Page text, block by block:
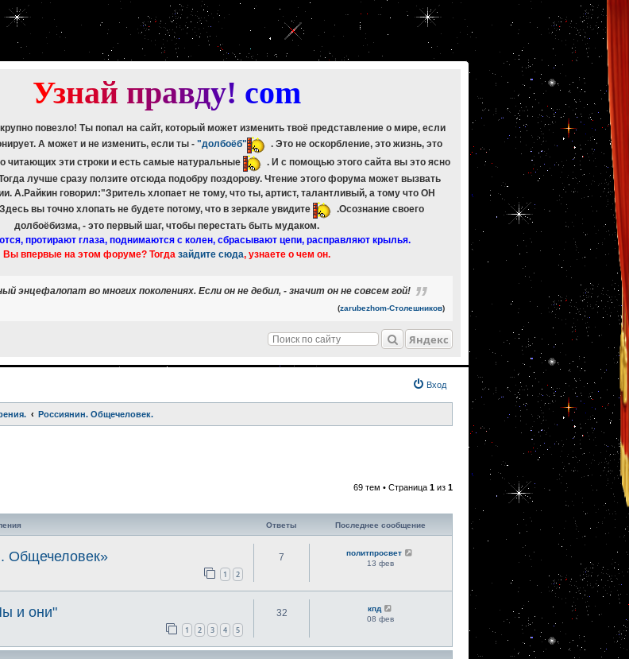
fetch mysqli_result
mysqli_result
fetch mysqli_result
mysqli_result
fetch mysqli_result
mysqli_result
Узнай правду! com
повезло! Ты попал на сайт, который может изменить твоё представление о мире, если
А может и не изменить, если ты - "долбоёб"
. Это не оскорбление, это жизнь, это
читающих эти строки и есть самые натуральные
. И с помощью этого сайта вы это ясно
лучше сразу ползите отсюда подобру поздорову. Чтение этого форума может вызвать
А.Райкин говорил:"Зритель хлопает не тому, что ты, артист, талантливый, а тому что ОН
вы точно хлопать не будете потому, что в зеркале увидите
.Осознание своего
долбоёбизма, - это первый шаг, чтобы перестать быть мудаком.
протирают глаза, поднимаются с колен, сбрасывают цепи, расправляют крылья.
Вы впервые на этом форуме? Тогда зайдите сюда, узнаете о чем он.
энцефалопат во многих поколениях. Если он не дебил, - значит он не совсем гой!
(zarubezhom-Столешников)
Яндекс
Вход
Россиянин. Общечеловек.
69 тем • Страница 1 из 1
Ответы Последнее сообщение
Общечеловек»
1 2
7
политпросвет
13 фев
и они"
1 2 3 4 5
32
кпд
08 фев